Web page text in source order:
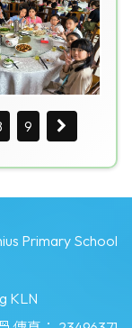
9
Primary School
KLN